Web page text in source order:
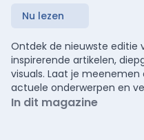
Nu lezen
Ontdek de nieuwste editie
inspirerende artikelen,
visuals. Laat je
actuele onderwerpen en
In dit magazine